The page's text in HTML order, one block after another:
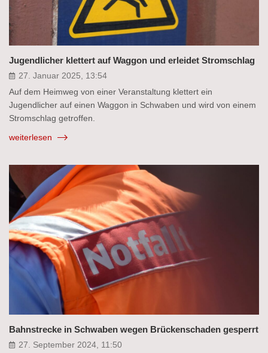
Jugendlicher klettert auf Waggon und erleidet Stromschlag
27. Januar 2025, 13:54
Auf dem Heimweg von einer Veranstaltung klettert ein
Jugendlicher auf einen Waggon in Schwaben und wird von einem
Stromschlag getroffen.
weiterlesen
Bahnstrecke in Schwaben wegen Brückenschaden gesperrt
27. September 2024, 11:50